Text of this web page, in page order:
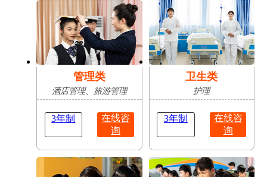
管理类
酒店管理、旅游管理
3年制
在线咨
询
卫生类
护理
3年制
在线咨
询